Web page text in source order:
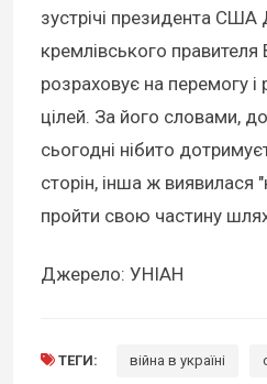
зустрічі президента
кремлівського
розраховує на перемогу і
цілей. За його словами,
сьогодні нібито
сторін, інша ж виявилася
пройти свою частину
Джерело: УНІАН
ТЕГИ: війна в україні